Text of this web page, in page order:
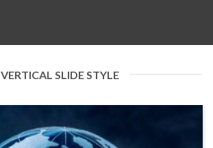
VERTICAL SLIDE STYLE